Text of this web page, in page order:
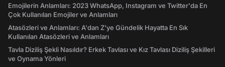
Emojilerin Anlamları: 2023 WhatsApp, Instagram ve Twitter'da En
Çok Kullanılan Emojiler ve Anlamları
Atasözleri ve Anlamları: A'dan Z'ye Gündelik Hayatta En Sık
Kullanılan Atasözleri ve Anlamları
Tavla Diziliş Şekli Nasıldır? Erkek Tavlası ve Kız Tavlası Diziliş Şekilleri
ve Oynama Yönleri